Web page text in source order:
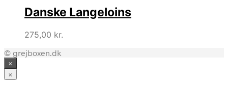
var:
920,00 kr..
er:
230,00 kr..
Danske Langeloins
275,00 kr.
© grejboxen.dk
×
×